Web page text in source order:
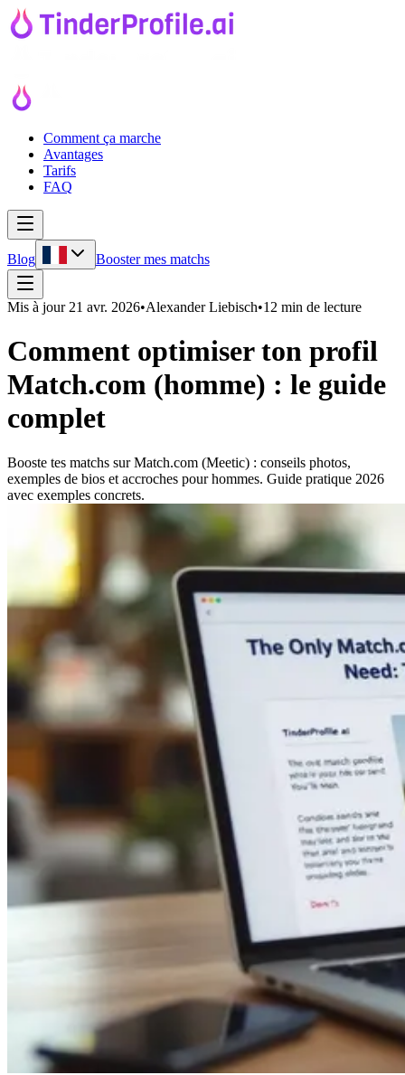
Comment ça marche
Avantages
Tarifs
FAQ
Blog Booster mes matchs
Mis à jour 21 avr. 2026•Alexander Liebisch•12 min de lecture
Comment optimiser ton profil
Match.com (homme) : le guide
complet
Booste tes matchs sur Match.com (Meetic) : conseils photos,
exemples de bios et accroches pour hommes. Guide pratique 2026
avec exemples concrets.